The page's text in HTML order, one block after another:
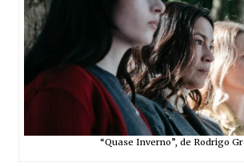
“Quase Inverno”, de Rodrigo